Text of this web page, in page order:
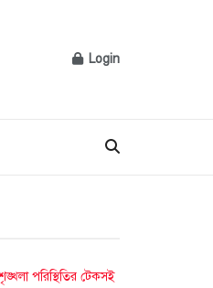
Login
পরিস্থিতির টেকসই